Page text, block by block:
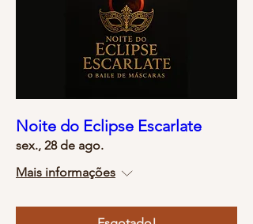
Noite do Eclipse Escarlate
sex., 28 de ago.
Mais informações